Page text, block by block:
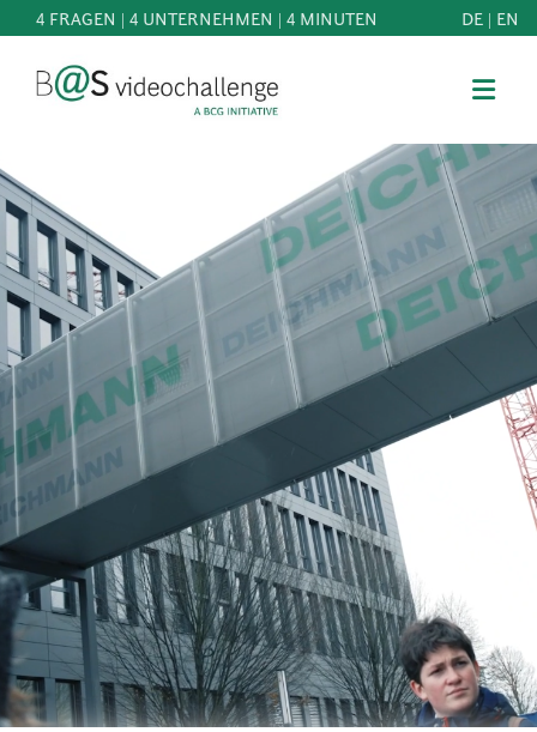
4 FRAGEN | 4 UNTERNEHMEN | 4 MINUTEN DE | EN
BEST
OF
WISSEN
&
DOWNLOADS
FAQ
SCHIRMHERRSCHAFT
NEWS
PRESSE
ANMELDEN
b@Svideochallenge - A BCG INITIATIVE
Registriere dich als Teilnehmer*in
E-Mail-Adresse*
E-Mail-Adresse*
Jetzt registrieren